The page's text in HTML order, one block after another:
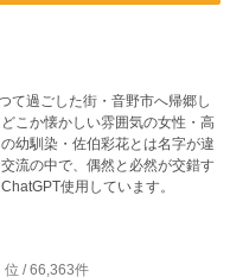
て過ごした街・音野市へ帰郷し
。 構想時にChatGPT使用しています。
位 / 66,363件